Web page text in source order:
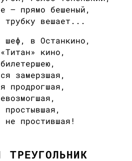
— прямо бешеный,
вешает...
в Останкино,
кино,
замерзшая,
продрогшая,
простившая!
ТРЕУГОЛЬНИК